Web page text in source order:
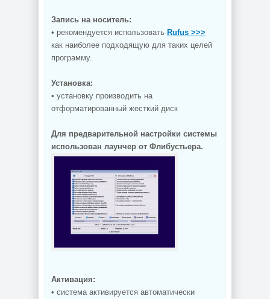
Запись на носитель:
• рекомендуется использовать Rufus >>>
как наиболее подходящую для таких целей
программу.
Установка:
• установку производить на
отформатированный жесткий диск
Для предварительной настройки системы
использован лаунчер от Флибустьера.
Активация:
• система активируется автоматически